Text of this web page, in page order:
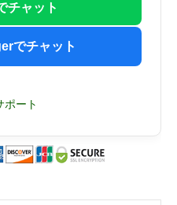
チャット
でチャット
ート